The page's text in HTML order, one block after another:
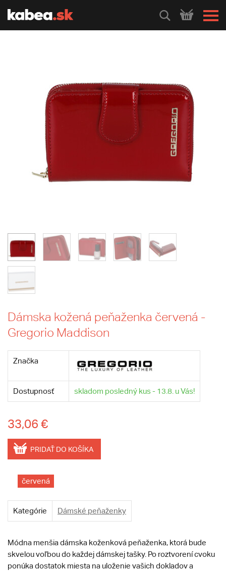
HLEDEJ
Dámska kožená peňaženka červená -
Gregorio Maddison
Značka
Dostupnosť skladom posledný kus - 13.8. u Vás!
33,06 €
PRIDAŤ DO KOŠÍKA
červená
Kategórie Dámské peňaženky
Módna menšia dámska koženková peňaženka, ktorá bude
skvelou voľbou do každej dámskej tašky. Po roztvorení cvoku
ponúka dostatok miesta na uloženie vašich dokladov a